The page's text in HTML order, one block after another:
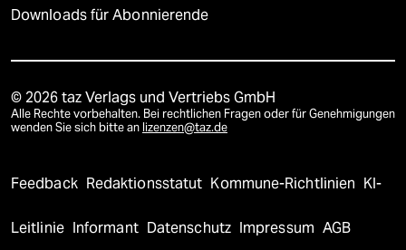
Downloads für Abonnierende
© 2026 taz Verlags und Vertriebs GmbH
Alle Rechte vorbehalten. Bei rechtlichen Fragen oder für Genehmigungen
wenden Sie sich bitte an lizenzen@taz.de
Feedback Redaktionsstatut Kommune-Richtlinien KI-
Leitlinie Informant Datenschutz Impressum AGB